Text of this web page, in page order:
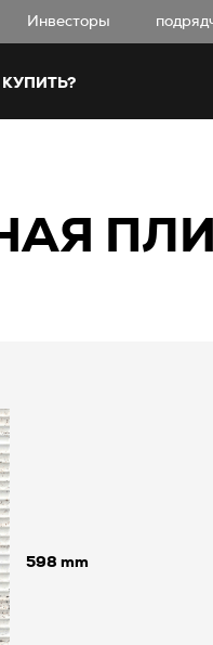
Инвесторы
КУПИТЬ?
598